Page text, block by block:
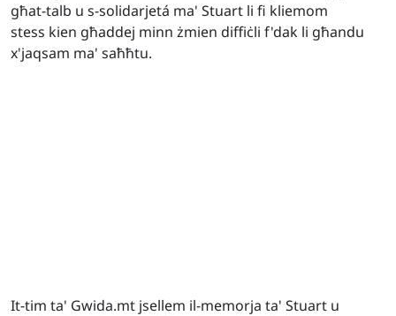
għat-talb u s-solidarjetá ma' Stuart li fi kliemom
stess kien għaddej minn żmien diffiċli f'dak li għandu
x'jaqsam ma' saħħtu.
It-tim ta' Gwida.mt jsellem il-memorja ta' Stuart u